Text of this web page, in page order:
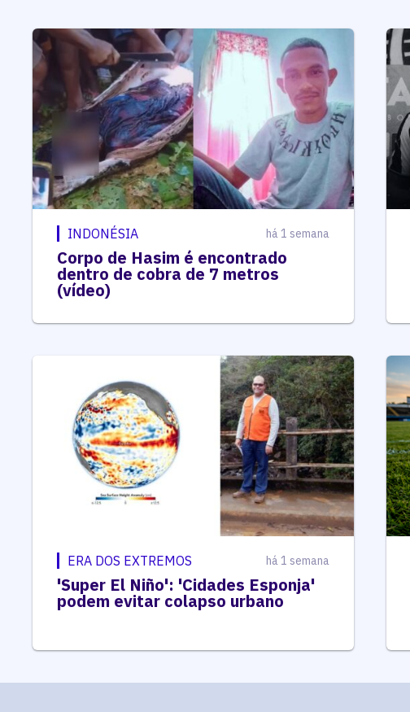
INDONÉSIA há 1 semana
Corpo de Hasim é encontrado
dentro de cobra de 7 metros
(vídeo)
ERA DOS EXTREMOS há 1 semana
'Super El Niño': 'Cidades Esponja'
podem evitar colapso urbano